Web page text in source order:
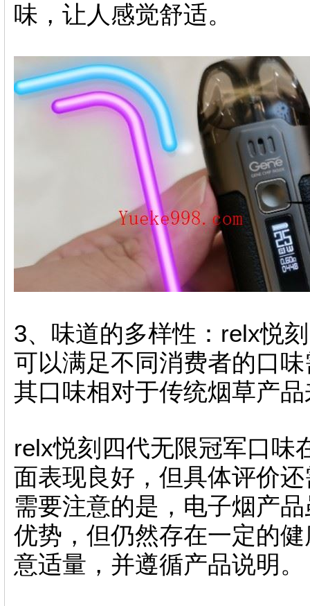
味，让人感觉舒适。
3、味道的多样性：relx悦
可以满足不同消费者的口
其口味相对于传统烟草产
relx悦刻四代无限冠军口味
面表现良好，但具体评价
需要注意的是，电子烟产
优势，但仍然存在一定的
意适量，并遵循产品说明。